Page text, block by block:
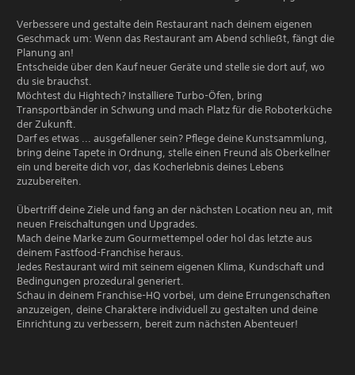
Verbessere und gestalte dein Restaurant nach deinem eigenen
Geschmack um: Wenn das Restaurant am Abend schließt, fängt die
Planung an!
Entscheide über den Kauf neuer Geräte und stelle sie dort auf, wo
du sie brauchst.
Möchtest du Hightech? Installiere Turbo-Öfen, bring
Transportbänder in Schwung und mach Platz für die Roboterküche
der Zukunft.
Darf es etwas ... ausgefallener sein? Pflege deine Kunstsammlung,
bring deine Tapete in Ordnung, stelle einen Freund als Oberkellner
ein und bereite dich vor, das Kocherlebnis deines Lebens
zuzubereiten.
Übertriff deine Ziele und fang an der nächsten Location neu an, mit
neuen Freischaltungen und Upgrades.
Mach deine Marke zum Gourmettempel oder hol das letzte aus
deinem Fastfood-Franchise heraus.
Jedes Restaurant wird mit seinem eigenen Klima, Kundschaft und
Bedingungen prozedural generiert.
Schau in deinem Franchise-HQ vorbei, um deine Errungenschaften
anzuzeigen, deine Charaktere individuell zu gestalten und deine
Einrichtung zu verbessern, bereit zum nächsten Abenteuer!